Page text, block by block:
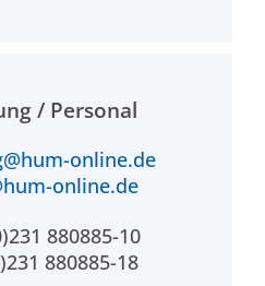
/ Personal
online.de
online.de
880885-10
880885-18